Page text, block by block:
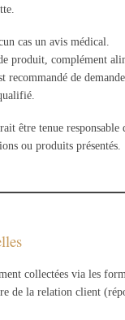
cas un avis médical.
produit, complément
recommandé de
être tenue responsable
ou produits présentés.
collectées via les
de la relation client